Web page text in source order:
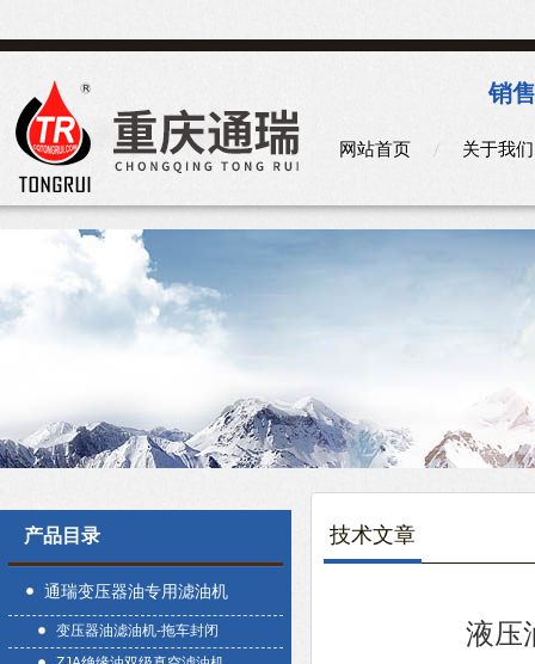
销
网站首页 关于我们
产品目录
通瑞变压器油专用滤油机
变压器油滤油机-拖车封闭
技术文章
液压